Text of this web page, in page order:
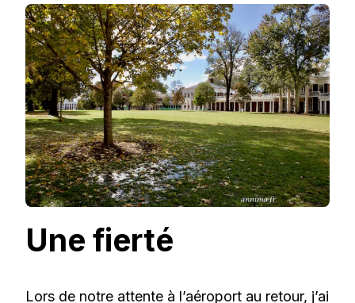
Une fierté
Lors de notre attente à l’aéroport au retour, j’ai